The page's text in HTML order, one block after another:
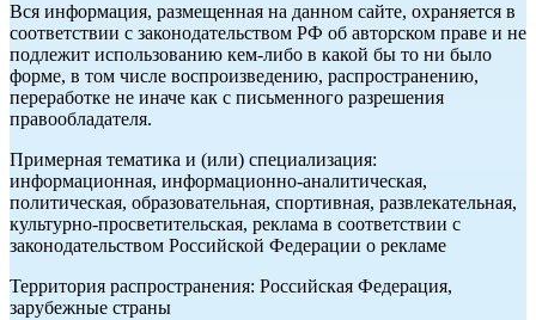
Вся информация, размещенная на данном сайте, охраняется в
соответствии с законодательством РФ об авторском праве и не
подлежит использованию кем-либо в какой бы то ни было
форме, в том числе воспроизведению, распространению,
переработке не иначе как с письменного разрешения
правообладателя.
Примерная тематика и (или) специализация:
информационная, информационно-аналитическая,
политическая, образовательная, спортивная, развлекательная,
культурно-просветительская, реклама в соответствии с
законодательством Российской Федерации о рекламе
Территория распространения: Российская Федерация,
зарубежные страны